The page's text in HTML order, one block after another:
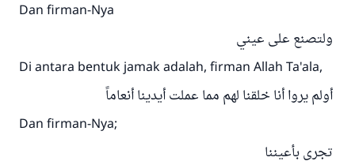
Dan firman-Nya
ولتصنع على عيني
Di antara bentuk jamak adalah, firman Allah Ta'ala,
أولم يروا أنا خلقنا لهم مما عملت أيدينا أنعاماً
Dan firman-Nya;
تجري بأعيننا